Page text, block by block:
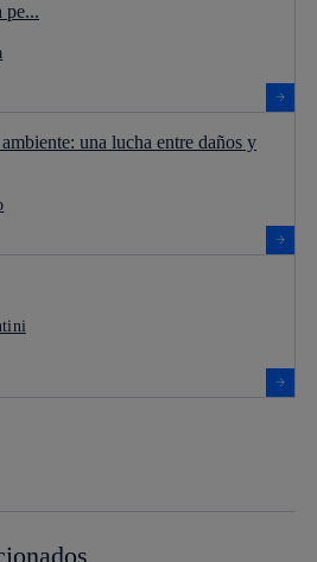
pe...
una lucha entre daños y